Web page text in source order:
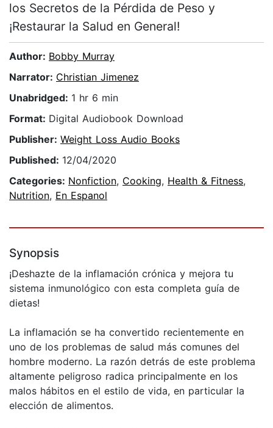
los Secretos de la Pérdida de Peso y
¡Restaurar la Salud en General!
Author: Bobby Murray
Narrator: Christian Jimenez
Unabridged: 1 hr 6 min
Format: Digital Audiobook Download
Publisher: Weight Loss Audio Books
Published: 12/04/2020
Categories: Nonfiction, Cooking, Health & Fitness,
Nutrition, En Espanol
Synopsis
¡Deshazte de la inflamación crónica y mejora tu
sistema inmunológico con esta completa guía de
dietas!
La inflamación se ha convertido recientemente en
uno de los problemas de salud más comunes del
hombre moderno. La razón detrás de este problema
altamente peligroso radica principalmente en los
malos hábitos en el estilo de vida, en particular la
elección de alimentos.